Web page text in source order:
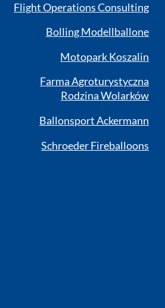
Flight Operations Consulting
Bolling Modellballone
Motopark Koszalin
Farma Agroturystyczna
Rodzina Wolarków
Ballonsport Ackermann
Schroeder Fireballoons